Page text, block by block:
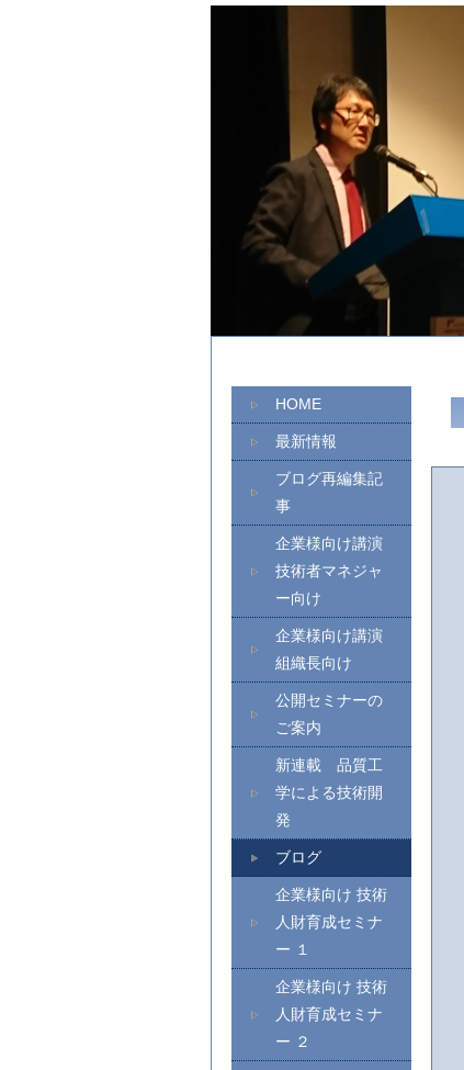
HOME
最新情報
ブログ再編集記
事
企業様向け講演
技術者マネジャ
ー向け
企業様向け講演
組織長向け
公開セミナーの
ご案内
新連載 品質工
学による技術開
発
ブログ
企業様向け 技術
人財育成セミナ
ー １
企業様向け 技術
人財育成セミナ
ー ２